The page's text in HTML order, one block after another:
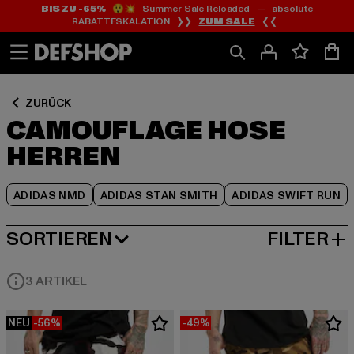
Zum
Inhalt
springen
Zum
Fußzeile
springen
BIS ZU -65%😲💥 Summer Sale Reloaded — absolute
RABATTESKALATION ❯❯ ZUM SALE ❮❮
ZURÜCK
CAMOUFLAGE HOSE
HERREN
ADIDAS NMD ADIDAS STAN SMITH ADIDAS SWIFT RUN
Zum
Produktraster
springen
SORTIEREN
BELIEBTESTE FILTER
3 ARTIKEL
NEU -56% -49%